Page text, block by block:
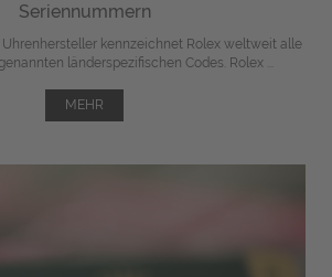
Seriennummern
kennzeichnet Rolex weltweit alle
länderspezifischen Codes. Rolex ...
MEHR